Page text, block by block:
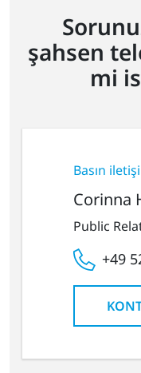
şahsen
mi
Basın
Corinna
Public
+49